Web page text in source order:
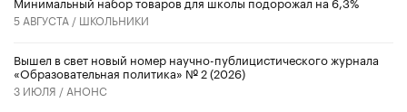
5 АВГУСТА / ШКОЛЬНИКИ
Вышел в свет новый номер научно-публицистического журнала
«Образовательная политика» № 2 (2026)
3 ИЮЛЯ / АНОНС